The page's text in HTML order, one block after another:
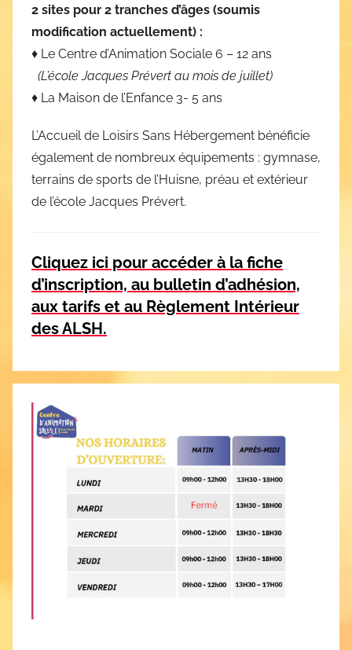
2 sites pour 2 tranches d’âges (soumis
modification actuellement) :
♦ Le Centre d’Animation Sociale 6 – 12 ans
(L’école Jacques Prévert au mois de juillet)
♦ La Maison de l’Enfance 3- 5 ans
L’Accueil de Loisirs Sans Hébergement bénéficie
également de nombreux équipements : gymnase,
terrains de sports de l’Huisne, préau et extérieur
de l’école Jacques Prévert.
Cliquez ici pour accéder à la fiche
d’inscription, au bulletin d’adhésion,
aux tarifs et au Règlement Intérieur
des ALSH.